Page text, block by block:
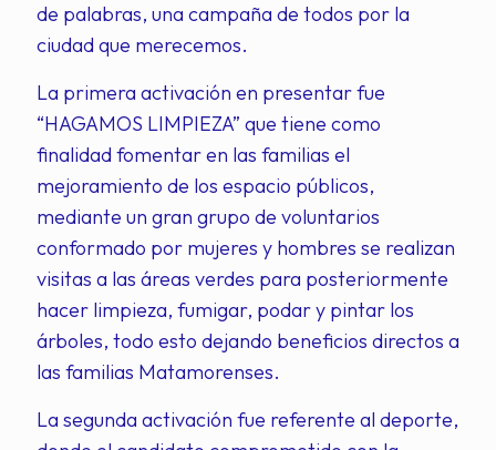
de palabras, una campaña de todos por la
ciudad que merecemos.
La primera activación en presentar fue
“HAGAMOS LIMPIEZA” que tiene como
finalidad fomentar en las familias el
mejoramiento de los espacio públicos,
mediante un gran grupo de voluntarios
conformado por mujeres y hombres se realizan
visitas a las áreas verdes para posteriormente
hacer limpieza, fumigar, podar y pintar los
árboles, todo esto dejando beneficios directos a
las familias Matamorenses.
La segunda activación fue referente al deporte,